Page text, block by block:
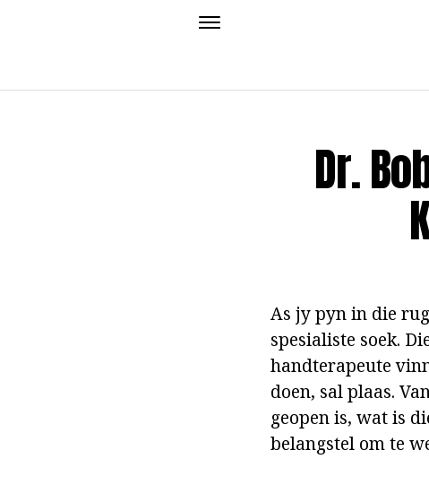
Dr.
As jy pyn in die
spesialiste soek.
handterapeute
doen, sal plaas.
geopen is, wat is
belangstel om te